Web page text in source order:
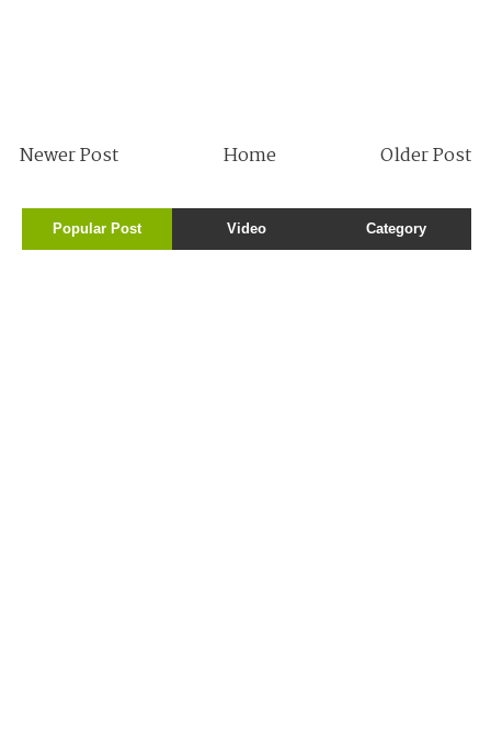
Newer Post Older Post
Home
Popular Post Video Category